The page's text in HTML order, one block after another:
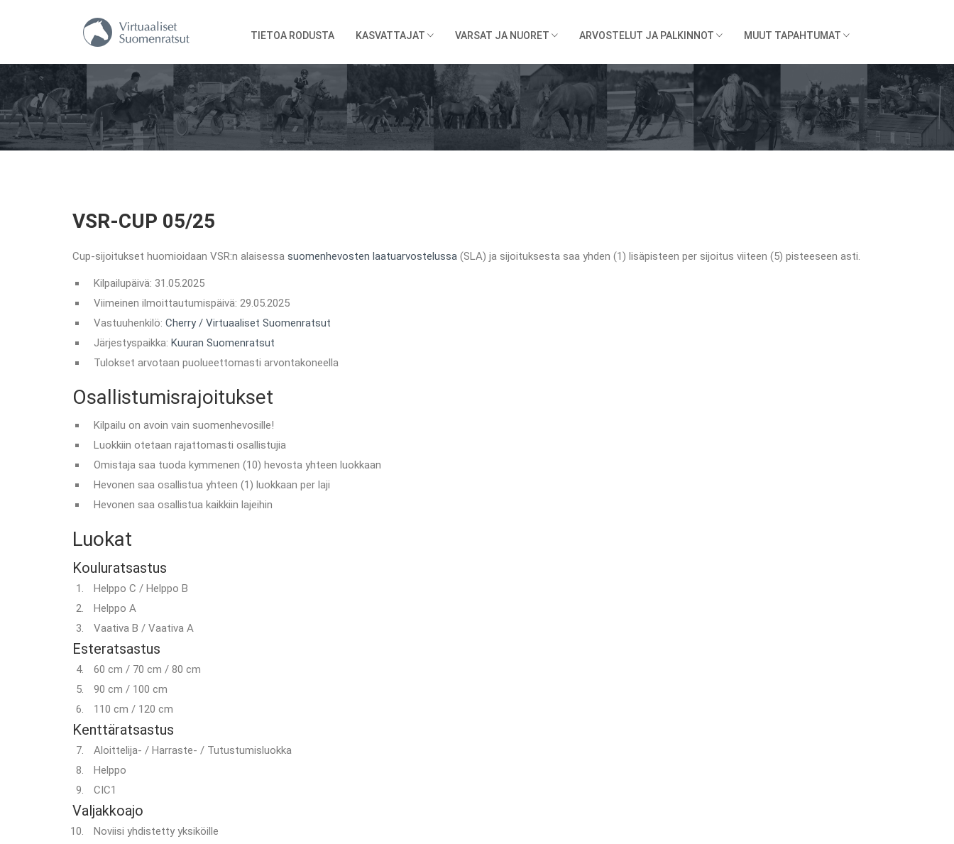
TIETOA RODUSTA KASVATTAJAT VARSAT JA NUORET ARVOSTELUT JA PALKINNOT MUUT TAPAHTUMAT
VSR-CUP 05/25
Cup-sijoitukset huomioidaan VSR:n alaisessa suomenhevosten laatuarvostelussa (SLA) ja sijoituksesta saa yhden (1) lisäpisteen per sijoitus viiteen (5) pisteeseen asti.
Kilpailupäivä: 31.05.2025
Viimeinen ilmoittautumispäivä: 29.05.2025
Vastuuhenkilö: Cherry / Virtuaaliset Suomenratsut
Järjestyspaikka: Kuuran Suomenratsut
Tulokset arvotaan puolueettomasti arvontakoneella
Osallistumisrajoitukset
Kilpailu on avoin vain suomenhevosille!
Luokkiin otetaan rajattomasti osallistujia
Omistaja saa tuoda kymmenen (10) hevosta yhteen luokkaan
Hevonen saa osallistua yhteen (1) luokkaan per laji
Hevonen saa osallistua kaikkiin lajeihin
Luokat
Kouluratsastus
Helppo C / Helppo B
Helppo A
Vaativa B / Vaativa A
Esteratsastus
60 cm / 70 cm / 80 cm
90 cm / 100 cm
110 cm / 120 cm
Kenttäratsastus
Aloittelija- / Harraste- / Tutustumisluokka
Helppo
CIC1
Valjakkoajo
Noviisi yhdistetty yksiköille